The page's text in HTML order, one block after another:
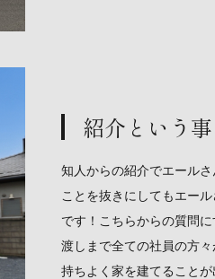
紹介という
知人からの紹介でエール
ことを抜きにしてもエー
です！こちらからの質問
渡しまで全ての社員の方
持ちよく家を建てること